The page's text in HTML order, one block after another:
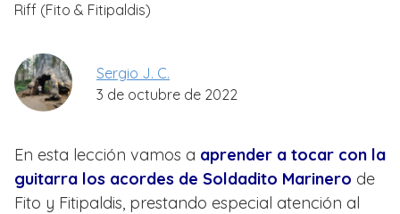
Riff (Fito & Fitipaldis)
Sergio J. C.
3 de octubre de 2022
En esta lección vamos a aprender a tocar con la
guitarra los acordes de Soldadito Marinero de
Fito y Fitipaldis, prestando especial atención al